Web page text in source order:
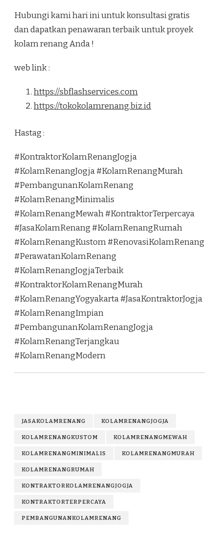
Hubungi kami hari ini untuk konsultasi gratis
dan dapatkan penawaran terbaik untuk proyek
kolam renang Anda !
web link :
https://sbflashservices.com
https://tokokolamrenang.biz.id
Hastag :
#KontraktorKolamRenangJogja
#KolamRenangJogja #KolamRenangMurah
#PembangunanKolamRenang
#KolamRenangMinimalis
#KolamRenangMewah #KontraktorTerpercaya
#JasaKolamRenang #KolamRenangRumah
#KolamRenangKustom #RenovasiKolamRenang
#PerawatanKolamRenang
#KolamRenangJogjaTerbaik
#KontraktorKolamRenangMurah
#KolamRenangYogyakarta #JasaKontraktorJogja
#KolamRenangImpian
#PembangunanKolamRenangJogja
#KolamRenangTerjangkau
#KolamRenangModern
JASAKOLAMRENANG KOLAMRENANGJOGJA
KOLAMRENANGKUSTOM KOLAMRENANGMEWAH
KOLAMRENANGMINIMALIS KOLAMRENANGMURAH
KOLAMRENANGRUMAH
KONTRAKTORKOLAMRENANGJOGJA
KONTRAKTORTERPERCAYA
PEMBANGUNANKOLAMRENANG